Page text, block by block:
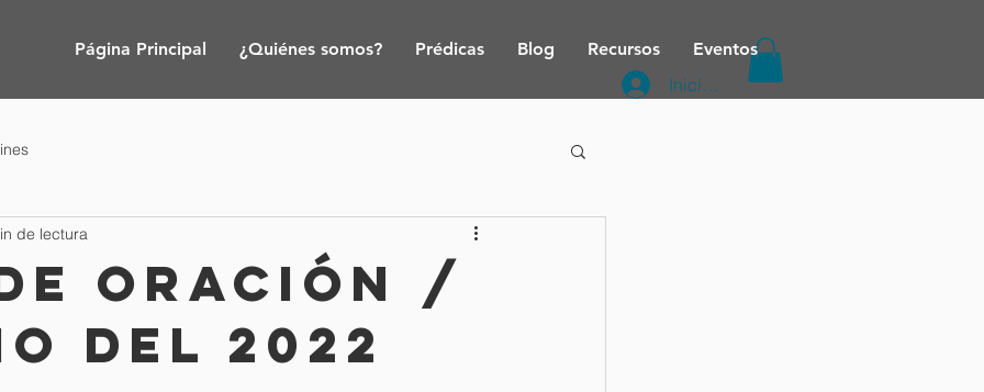
Página Principal ¿Quiénes somos? Prédicas Blog Recursos Eventos
Iniciar sesión
oración /
del 2022
de lectura